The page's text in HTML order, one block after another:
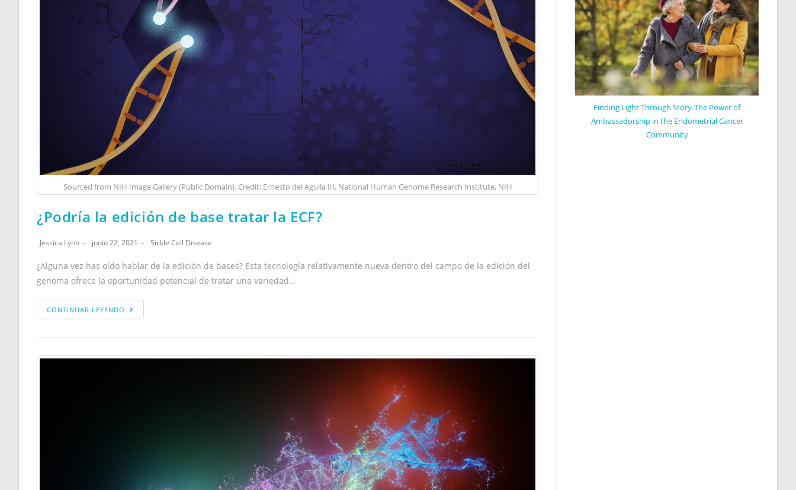
Sourced from NIH Image Gallery (Public Domain). Credit: Ernesto del Aguila III, National Human Genome Research Institute, NIH
¿Podría la edición de base tratar la ECF?
Jessica Lynn junio 22, 2021 Sickle Cell Disease
¿Alguna vez has oído hablar de la edición de bases? Esta tecnología relativamente nueva dentro del campo de la edición del
genoma ofrece la oportunidad potencial de tratar una variedad…
CONTINUAR LEYENDO
Finding Light Through Story-The Power of
Ambassadorship in the Endometrial Cancer
Community